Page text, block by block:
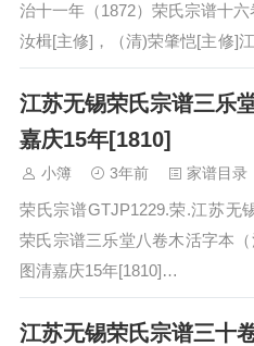
治十一年（1872）荣氏宗谱十
汝楫[主修]，（清)荣肇恺[主修]
学；吉林大学；日本；美国清
江苏无锡荣氏宗谱三乐
嘉庆15年[1810]
小簿 3年前 家谱目录
荣氏宗谱GTJP1229.荣.江苏无
荣氏宗谱三乐堂八卷木活字本
图清嘉庆15年[1810]…
江苏无锡荣氏宗谱三十